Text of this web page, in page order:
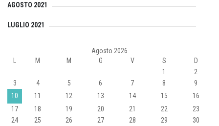
AGOSTO 2021
LUGLIO 2021
Agosto 2026
M M G V S
D
1
2
3
4 5 6 7 8
9
10
11 12 13 14 15
16
17
18 19 20 21 22
23
24
25 26 27 28 29 30